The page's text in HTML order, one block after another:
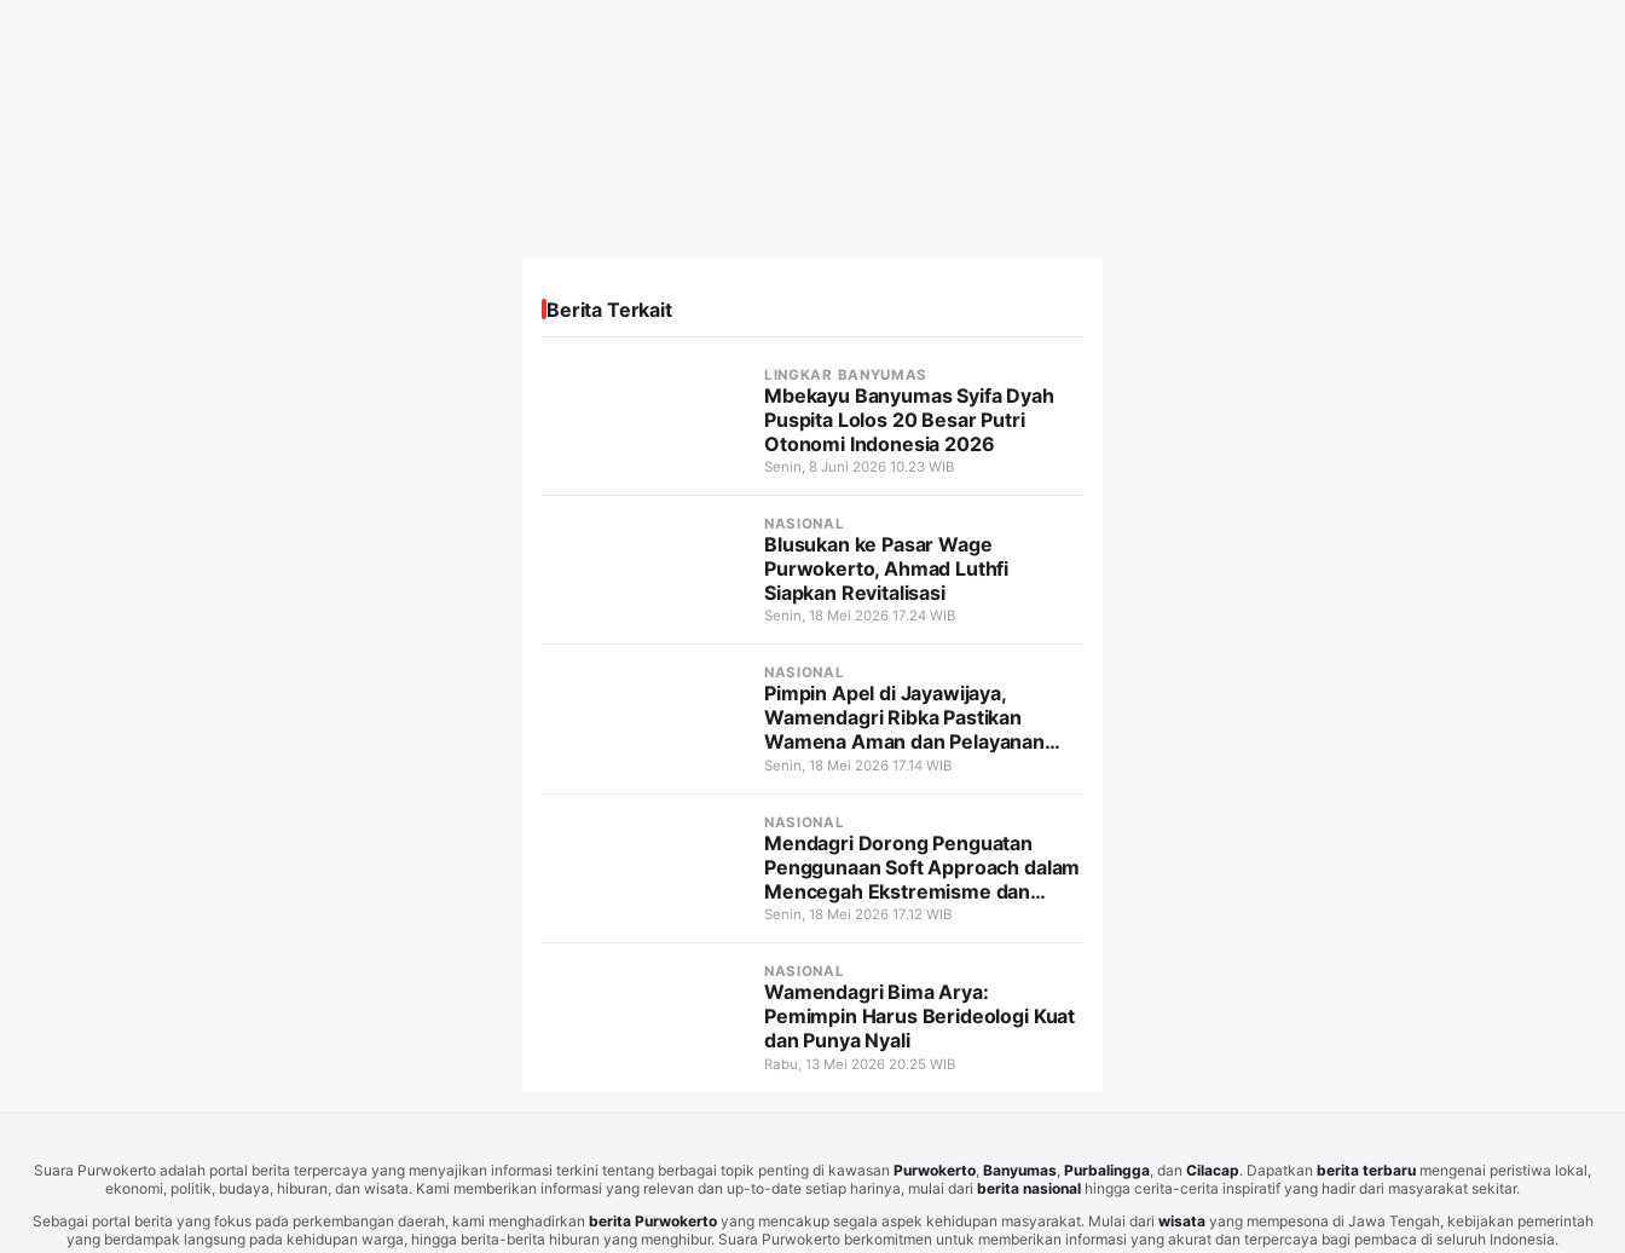
Berita Terkait
LINGKAR BANYUMAS
Mbekayu Banyumas Syifa Dyah
Puspita Lolos 20 Besar Putri
Otonomi Indonesia 2026
Senin, 8 Juni 2026 10.23 WIB
NASIONAL
Blusukan ke Pasar Wage
Purwokerto, Ahmad Luthfi
Siapkan Revitalisasi
Senin, 18 Mei 2026 17.24 WIB
NASIONAL
Pimpin Apel di Jayawijaya,
Wamendagri Ribka Pastikan
Wamena Aman dan Pelayanan
Tetap Berjalan
Senin, 18 Mei 2026 17.14 WIB
NASIONAL
Mendagri Dorong Penguatan
Penggunaan Soft Approach dalam
Mencegah Ekstremisme dan
Terorisme
Senin, 18 Mei 2026 17.12 WIB
NASIONAL
Wamendagri Bima Arya:
Pemimpin Harus Berideologi Kuat
dan Punya Nyali
Rabu, 13 Mei 2026 20.25 WIB
Suara Purwokerto adalah portal berita terpercaya yang menyajikan informasi terkini tentang berbagai topik penting di kawasan Purwokerto Banyumas Purbalingga , dan Cilacap. Dapatkan berita terbaru mengenai peristiwa lokal,
ekonomi, politik, budaya, hiburan, dan wisata. Kami memberikan informasi yang relevan dan up-to-date setiap harinya, mulai dari berita nasional hingga cerita-cerita inspiratif yang hadir dari masyarakat sekitar.
Sebagai portal berita yang fokus pada perkembangan daerah, kami menghadirkan berita Purwokertoyang mencakup segala aspek kehidupan masyarakat. Mulai dari wisatayang mempesona di Jawa Tengah, kebijakan pemerintah
yang berdampak langsung pada kehidupan warga, hingga berita-berita hiburan yang menghibur. Suara Purwokerto berkomitmen untuk memberikan informasi yang akurat dan terpercaya bagi pembaca di seluruh Indonesia.